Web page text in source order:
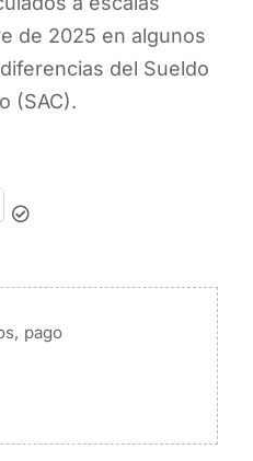
de 2025 en algunos
del Sueldo
(SAC).
, pago